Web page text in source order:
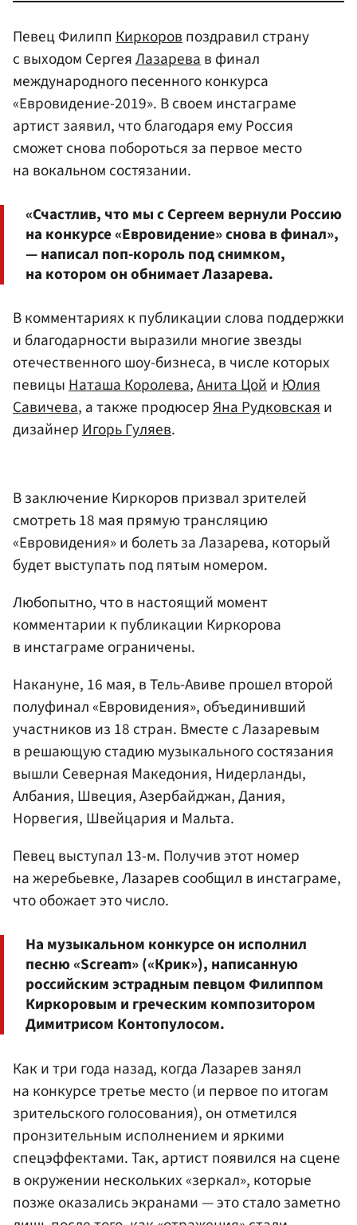
Певец Филипп Киркоровпоздравил страну
с выходом СергеяЛазаревав финал
международного песенного конкурса
«Евровидение-2019». В своем инстаграме
артист заявил, что благодаря ему Россия
сможет снова побороться за первое место
на вокальном состязании.
«Счастлив, что мы с Сергеем вернули Россию
на конкурсе «Евровидение» снова в финал»,
— написал поп-король под снимком,
на котором он обнимает Лазарева.
В комментариях к публикации слова поддержки
и благодарности выразили многие звезды
отечественного шоу-бизнеса, в числе которых
певицыНаташа Королева,Анита ЦойиЮлия
Савичева, а также продюсерЯна Рудковскаяи
дизайнерИгорь Гуляев.
В заключение Киркоров призвал зрителей
смотреть 18 мая прямую трансляцию
«Евровидения» и болеть за Лазарева, который
будет выступать под пятым номером.
Любопытно, что в настоящий момент
комментарии к публикации Киркорова
в инстаграме ограничены.
Накануне, 16 мая, в Тель-Авиве прошел второй
полуфинал «Евровидения», объединивший
участников из 18 стран. Вместе с Лазаревым
в решающую стадию музыкального состязания
вышли Северная Македония, Нидерланды,
Албания, Швеция, Азербайджан, Дания,
Норвегия, Швейцария и Мальта.
Певец выступал 13-м. Получив этот номер
на жеребьевке, Лазарев сообщил в инстаграме,
что обожает это число.
На музыкальном конкурсе он исполнил
песню «Scream» («Крик»), написанную
российским эстрадным певцом Филиппом
Киркоровым и греческим композитором
Димитрисом Контопулосом.
Как и три года назад, когда Лазарев занял
на конкурсе третье место (и первое по итогам
зрительского голосования), он отметился
пронзительным исполнением и яркими
спецэффектами. Так, артист появился на сцене
в окружении нескольких «зеркал», которые
позже оказались экранами — это стало заметно